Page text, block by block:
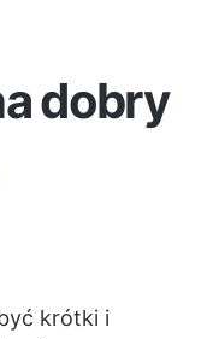
dobry
krótki i